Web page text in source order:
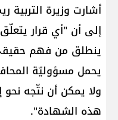
أشارت وزيرة
إلى أن "أي قرار
ينطلق من فهم حقيقي
يحمل مسؤوليّة
ولا يمكن أن نتّجه
هذه الشهادة".